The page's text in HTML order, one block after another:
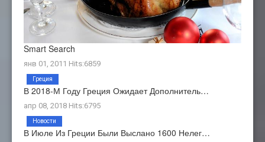
Smart Search
янв 01, 2011 Hits:6859
В 2018-М Году Греция Ожидает Дополнитель…
апр 08, 2018 Hits:6795
Греция
В Июле Из Греции Были Выслано 1600 Нелег…
Новости